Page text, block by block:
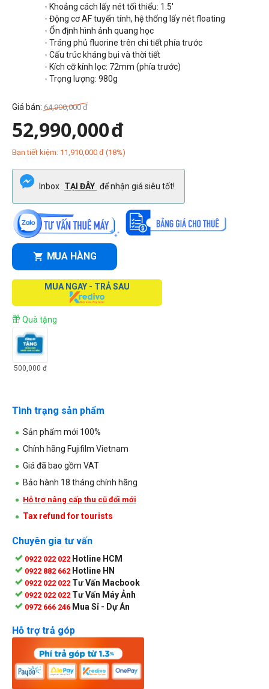
- Khoảng cách lấy nét tối thiểu: 1.5'
- Động cơ AF tuyến tính, hệ thống lấy nét floating
- Ổn định hình ảnh quang học
- Tráng phủ fluorine trên chi tiết phía trước
- Cấu trúc kháng bụi và thời tiết
- Kích cỡ kính lọc: 72mm (phía trước)
- Trọng lượng: 980g
Giá bán: 64,900,000 đ
52,990,000đ
Bạn tiết kiệm: 11,910,000 đ (18%)
Inbox TẠI ĐÂY để nhận giá siêu tốt!
MUA HÀNG
MUA NGAY - TRẢ SAU
Quà tặng
500,000 đ
Tình trạng sản phẩm
Sản phẩm mới 100%
Chính hãng Fujifilm Vietnam
Giá đã bao gồm VAT
Bảo hành 18 tháng chính hãng
Hỗ trợ nâng cấp thu cũ đổi mới
Tax refund for tourists
Chuyên gia tư vấn
0922 022 022 Hotline HCM
0922 882 662 Hotline HN
0922 022 022 Tư Vấn Macbook
0922 022 022 Tư Vấn Máy Ảnh
0972 666 246 Mua Sỉ - Dự Án
Hỗ trợ trả góp